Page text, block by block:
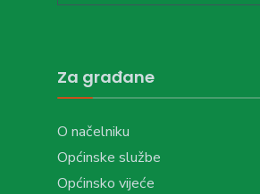
Za građane
O načelniku
Općinske službe
Općinsko vijeće